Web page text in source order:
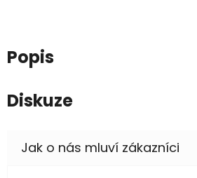
Popis
Diskuze